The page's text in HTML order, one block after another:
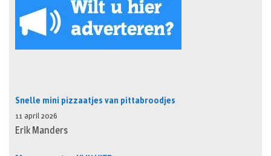
Snelle mini pizzaatjes van pittabroodjes
11 april 2026
Erik Manders